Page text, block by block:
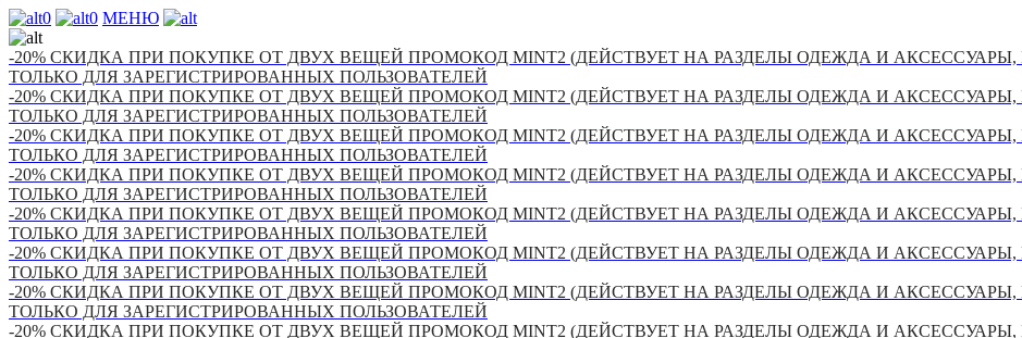
0 0 МЕНЮ
-20% СКИДКА ПРИ ПОКУПКЕ ОТ ДВУХ ВЕЩЕЙ ПРОМОКОД MINT2 (ДЕЙСТВУЕТ НА РАЗДЕЛЫ ОДЕЖДА И
ТОЛЬКО ДЛЯ ЗАРЕГИСТРИРОВАННЫХ ПОЛЬЗОВАТЕЛЕЙ
-20% СКИДКА ПРИ ПОКУПКЕ ОТ ДВУХ ВЕЩЕЙ ПРОМОКОД MINT2 (ДЕЙСТВУЕТ НА РАЗДЕЛЫ ОДЕЖДА И
ТОЛЬКО ДЛЯ ЗАРЕГИСТРИРОВАННЫХ ПОЛЬЗОВАТЕЛЕЙ
-20% СКИДКА ПРИ ПОКУПКЕ ОТ ДВУХ ВЕЩЕЙ ПРОМОКОД MINT2 (ДЕЙСТВУЕТ НА РАЗДЕЛЫ ОДЕЖДА И
ТОЛЬКО ДЛЯ ЗАРЕГИСТРИРОВАННЫХ ПОЛЬЗОВАТЕЛЕЙ
-20% СКИДКА ПРИ ПОКУПКЕ ОТ ДВУХ ВЕЩЕЙ ПРОМОКОД MINT2 (ДЕЙСТВУЕТ НА РАЗДЕЛЫ ОДЕЖДА И
ТОЛЬКО ДЛЯ ЗАРЕГИСТРИРОВАННЫХ ПОЛЬЗОВАТЕЛЕЙ
-20% СКИДКА ПРИ ПОКУПКЕ ОТ ДВУХ ВЕЩЕЙ ПРОМОКОД MINT2 (ДЕЙСТВУЕТ НА РАЗДЕЛЫ ОДЕЖДА И
ТОЛЬКО ДЛЯ ЗАРЕГИСТРИРОВАННЫХ ПОЛЬЗОВАТЕЛЕЙ
-20% СКИДКА ПРИ ПОКУПКЕ ОТ ДВУХ ВЕЩЕЙ ПРОМОКОД MINT2 (ДЕЙСТВУЕТ НА РАЗДЕЛЫ ОДЕЖДА И
ТОЛЬКО ДЛЯ ЗАРЕГИСТРИРОВАННЫХ ПОЛЬЗОВАТЕЛЕЙ
-20% СКИДКА ПРИ ПОКУПКЕ ОТ ДВУХ ВЕЩЕЙ ПРОМОКОД MINT2 (ДЕЙСТВУЕТ НА РАЗДЕЛЫ ОДЕЖДА И
ТОЛЬКО ДЛЯ ЗАРЕГИСТРИРОВАННЫХ ПОЛЬЗОВАТЕЛЕЙ
-20% СКИДКА ПРИ ПОКУПКЕ ОТ ДВУХ ВЕЩЕЙ ПРОМОКОД MINT2 (ДЕЙСТВУЕТ НА РАЗДЕЛЫ ОДЕЖДА И